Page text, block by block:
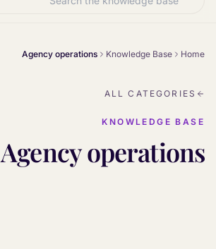
Home
Knowledge Base
Agency operations
ALL CATEGORIES
KNOWLEDGE BASE
Agency operations